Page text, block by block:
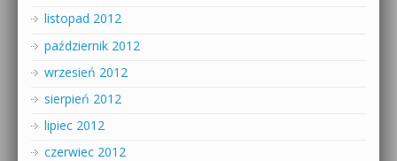
listopad 2012
październik 2012
wrzesień 2012
sierpień 2012
lipiec 2012
czerwiec 2012